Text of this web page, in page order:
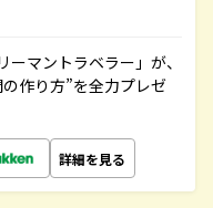
マントラベラー」が、
作り方”を全力プレゼ
詳細を見る